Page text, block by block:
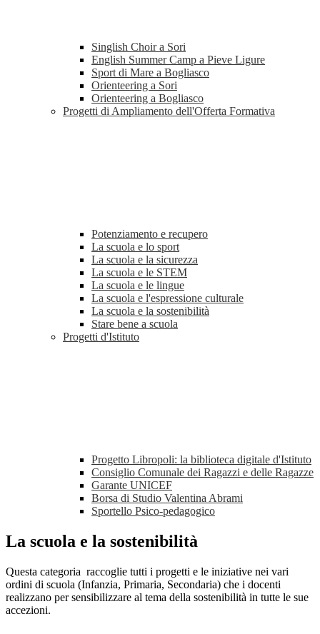
Singlish Choir a Sori
English Summer Camp a Pieve Ligure
Sport di Mare a Bogliasco
Orienteering a Sori
Orienteering a Bogliasco
Progetti di Ampliamento dell'Offerta Formativa
Potenziamento e recupero
La scuola e lo sport
La scuola e la sicurezza
La scuola e le STEM
La scuola e le lingue
La scuola e l'espressione culturale
La scuola e la sostenibilità
Stare bene a scuola
Progetti d'Istituto
Progetto Libropoli: la biblioteca digitale d'Istituto
Consiglio Comunale dei Ragazzi e delle Ragazze
Garante UNICEF
Borsa di Studio Valentina Abrami
Sportello Psico-pedagogico
La scuola e la sostenibilità
Questa categoria raccoglie tutti i progetti e le iniziative nei vari
ordini di scuola (Infanzia, Primaria, Secondaria) che i docenti
realizzano per sensibilizzare al tema della sostenibilità in tutte le sue
accezioni.